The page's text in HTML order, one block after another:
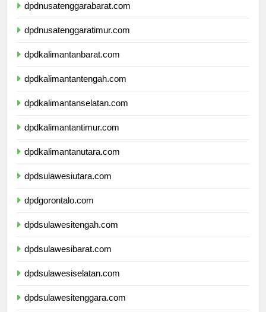
dpdnusatenggarabarat.com
dpdnusatenggaratimur.com
dpdkalimantanbarat.com
dpdkalimantantengah.com
dpdkalimantanselatan.com
dpdkalimantantimur.com
dpdkalimantanutara.com
dpdsulawesiutara.com
dpdgorontalo.com
dpdsulawesitengah.com
dpdsulawesibarat.com
dpdsulawesiselatan.com
dpdsulawesitenggara.com